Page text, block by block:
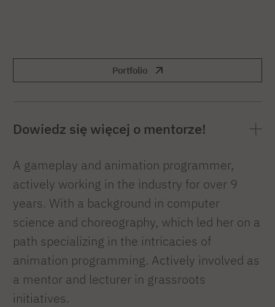
Portfolio
Dowiedz się więcej o mentorze!
A gameplay and animation programmer,
actively working in the industry for over 9
years. With a background in computer
science and choreography, which led her on a
path specializing in the intricacies of
animation programming. Actively involved as
a mentor and lecturer in grassroots
initiatives.